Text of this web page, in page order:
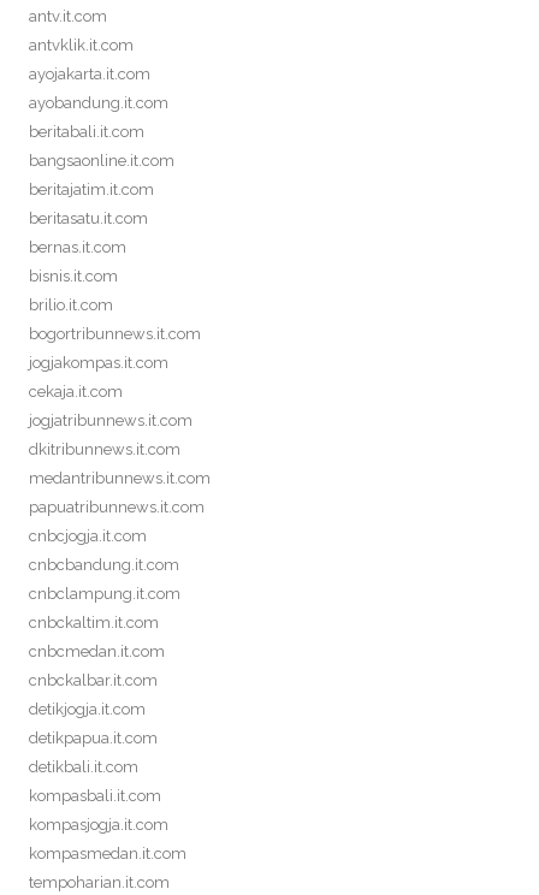
antv.it.com
antvklik.it.com
ayojakarta.it.com
ayobandung.it.com
beritabali.it.com
bangsaonline.it.com
beritajatim.it.com
beritasatu.it.com
bernas.it.com
bisnis.it.com
brilio.it.com
bogortribunnews.it.com
jogjakompas.it.com
cekaja.it.com
jogjatribunnews.it.com
dkitribunnews.it.com
medantribunnews.it.com
papuatribunnews.it.com
cnbcjogja.it.com
cnbcbandung.it.com
cnbclampung.it.com
cnbckaltim.it.com
cnbcmedan.it.com
cnbckalbar.it.com
detikjogja.it.com
detikpapua.it.com
detikbali.it.com
kompasbali.it.com
kompasjogja.it.com
kompasmedan.it.com
tempoharian.it.com